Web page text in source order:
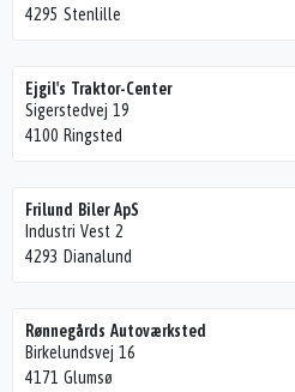
4295 Stenlille
Ejgil's Traktor-Center
Sigerstedvej 19
4100 Ringsted
Frilund Biler ApS
Industri Vest 2
4293 Dianalund
Rønnegårds Autoværksted
Birkelundsvej 16
4171 Glumsø